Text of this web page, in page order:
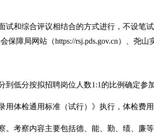
试和综合评议相结合的方式进行，不设笔
保障局网站（https://rsj.pds.gov.cn） 、尧山
到低分按拟招聘岗位人数1:1的比例确定参
用体检通用标准（试行）》执行，体检费
。考察内容主要包括德、能、勤、绩、廉